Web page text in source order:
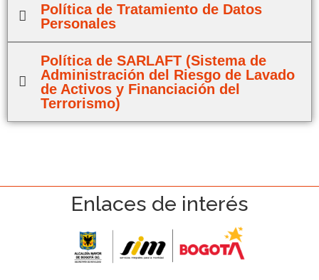
Política de Tratamiento de Datos
Personales
Política de SARLAFT (Sistema de
Administración del Riesgo de Lavado
de Activos y Financiación del
Terrorismo)
Enlaces de interés